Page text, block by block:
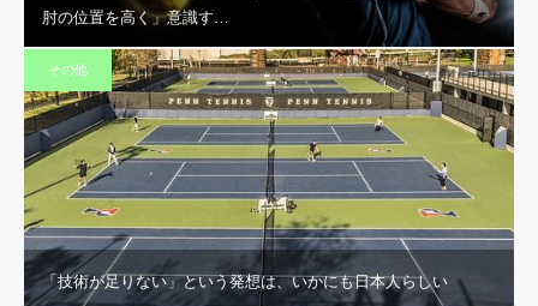
肘の位置を高く」意識す…
その他
「技術が足りない」という発想は、いかにも日本人らしい